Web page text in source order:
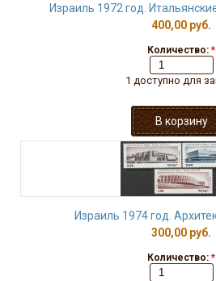
Израиль 1972 год.
400,00 руб.
Количество: *
1 доступно для
Израиль 1974 год.
300,00 руб.
Количество: *